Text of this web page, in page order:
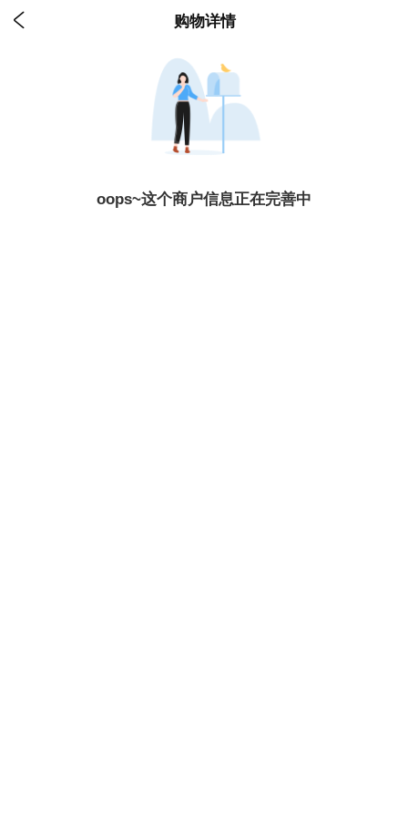
 购物详情
oops~这个商户信息正在完善中